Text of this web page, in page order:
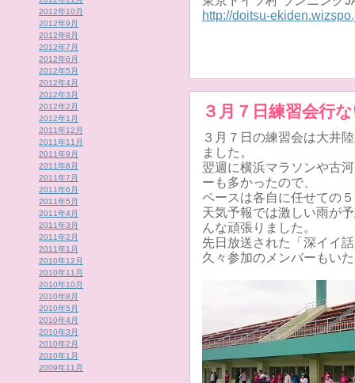
2012年10月
2012年9月
2012年8月
2012年7月
2012年6月
2012年5月
2012年4月
2012年3月
2012年2月
2012年1月
2011年12月
2011年11月
2011年9月
2011年8月
2011年7月
2011年6月
2011年5月
2011年4月
2011年3月
2011年2月
2011年1月
2010年12月
2010年11月
2010年10月
2010年8月
2010年5月
2010年4月
2010年3月
2010年2月
2010年1月
2009年11月
http://doitsu-
３月７日練習会行
３月７日の練習会は大井
ました。
翌週に横浜マラソンや古
ーも多かったので、
ペースは各自に任せての
天気予報では激しい雨が
んな頑張りました。
先日放送された「深イイ
久々参加のメンバーもい